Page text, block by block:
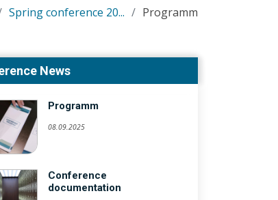
Spring conference 20... Programm
News
Programm
08.09.2025
Conference
documentation